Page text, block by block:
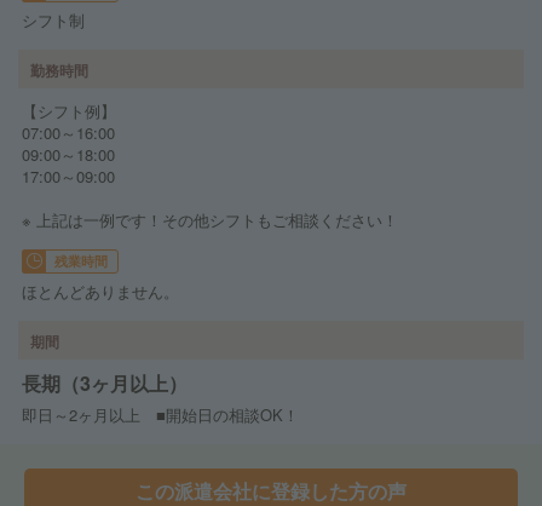
シフト制
勤務時間
【シフト例】
07:00～16:00
09:00～18:00
17:00～09:00
※ 上記は一例です！その他シフトもご相談ください！
残業時間
ほとんどありません。
期間
長期（3ヶ月以上）
即日～2ヶ月以上 ■開始日の相談OK！
この派遣会社に登録した方の声